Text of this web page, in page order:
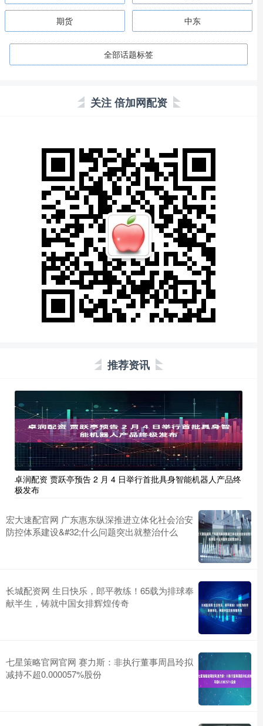
期货 中东
全部话题标签
关注 倍加网配资
推荐资讯
卓润配资 贾跃亭预告 2 月 4 日举行首批具身智能机器人产品终
极发布
宏大速配官网 广东惠东纵深推进立体化社会治安
防控体系建设&#32;什么问题突出就整治什么
长城配资网 生日快乐，郎平教练！65载为排球奉
献半生，铸就中国女排辉煌传奇
七星策略官网官网 赛力斯：非执行董事周昌玲拟
减持不超0.000057%股份